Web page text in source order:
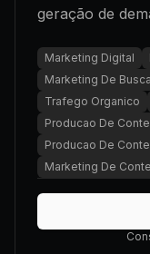
geração de
Marketing Digital
Marketing De Busca
Trafego Organico
Producao De
Producao De
Marketing De